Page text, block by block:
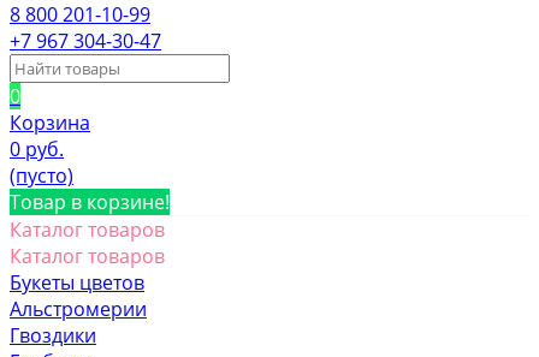
8 800 201-10-99
+7 967 304-30-47
0
Корзина
0 руб.
(пусто)
Товар в корзине!
Каталог товаров
Каталог товаров
Букеты цветов
Альстромерии
Гвоздики